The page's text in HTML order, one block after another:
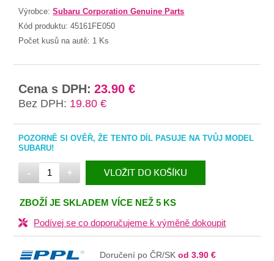
Výrobce:Subaru Corporation Genuine Parts
Kód produktu:45161FE050
Počet kusů na autě: 1 Ks
Cena s DPH: 23.90 €
Bez DPH: 19.80 €
POZORNĚ SI OVĚŘ, ŽE TENTO DÍL PASUJE NA TVŮJ MODEL
SUBARU!
- + VLOŽIT DO KOŠÍKU
V KOŠÍKU
ZBOŽÍ JE SKLADEM VÍCE NEŽ 5 KS
Podívej se co doporučujeme k výměně dokoupit
Doručení po ČR/SKod 3.90 €